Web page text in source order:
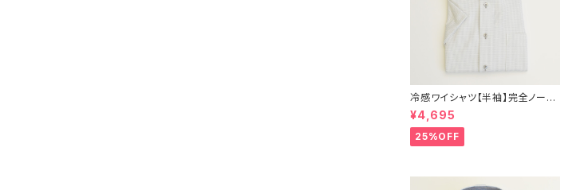
冷感ワイシャツ【半袖】完全ノーア
イロン i-Shirt｜-2℃冷却 形態
安定 レギュラーシルエット セミワ
イドカラー ドビー メンズ ビジネ
¥4,695
25%OFF